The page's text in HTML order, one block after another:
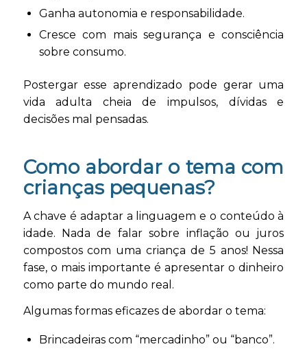
Ganha autonomia e responsabilidade.
Cresce com mais segurança e consciência
sobre consumo.
Postergar esse aprendizado pode gerar uma
vida adulta cheia de impulsos, dívidas e
decisões mal pensadas.
Como abordar o tema com
crianças pequenas?
A chave é adaptar a linguagem e o conteúdo à
idade. Nada de falar sobre inflação ou juros
compostos com uma criança de 5 anos! Nessa
fase, o mais importante é apresentar o dinheiro
como parte do mundo real.
Algumas formas eficazes de abordar o tema:
Brincadeiras com “mercadinho” ou “banco”.